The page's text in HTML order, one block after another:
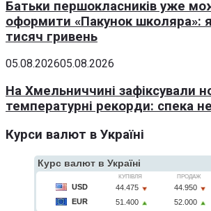
Батьки першокласників уже
оформити «Пакунок школяра»:
тисяч гривень
05.08.202605.08.2026
На Хмельниччині зафіксували
температурні рекорди: спека
Курси валют в Україні